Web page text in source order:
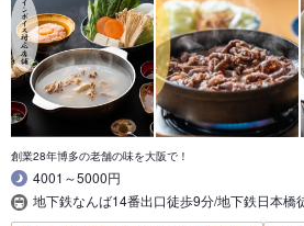
創業28年博多の老舗の味を大阪で！
4001～5000円
地下鉄なんば14番出口徒歩9分/地下鉄日本橋